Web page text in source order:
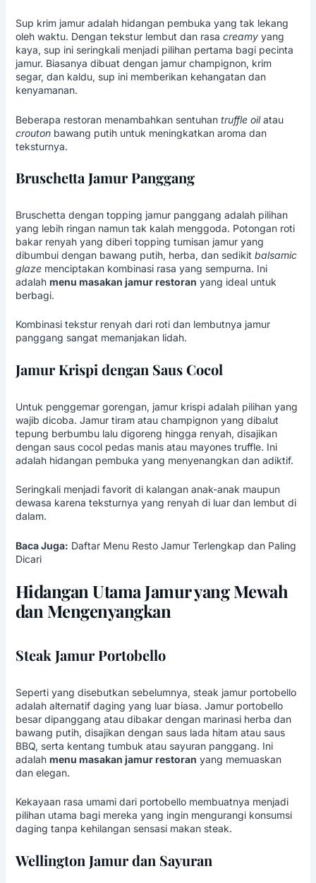
Sup krim jamur adalah hidangan pembuka yang tak lekang
oleh waktu. Dengan tekstur lembut dan rasa creamyyang
kaya, sup ini seringkali menjadi pilihan pertama bagi pecinta
jamur. Biasanya dibuat dengan jamur champignon, krim
segar, dan kaldu, sup ini memberikan kehangatan dan
kenyamanan.
Beberapa restoran menambahkan sentuhan truffle oilatau
croutonbawang putih untuk meningkatkan aroma dan
teksturnya.
Bruschetta Jamur Panggang
Bruschetta dengan topping jamur panggang adalah pilihan
yang lebih ringan namun tak kalah menggoda. Potongan roti
bakar renyah yang diberi topping tumisan jamur yang
dibumbui dengan bawang putih, herba, dan sedikit balsamic
glazemenciptakan kombinasi rasa yang sempurna. Ini
adalah menu masakan jamur restoran yang ideal untuk
berbagi.
Kombinasi tekstur renyah dari roti dan lembutnya jamur
panggang sangat memanjakan lidah.
Jamur Krispi dengan Saus Cocol
Untuk penggemar gorengan, jamur krispi adalah pilihan yang
wajib dicoba. Jamur tiram atau champignon yang dibalut
tepung berbumbu lalu digoreng hingga renyah, disajikan
dengan saus cocol pedas manis atau mayones truffle. Ini
adalah hidangan pembuka yang menyenangkan dan adiktif.
Seringkali menjadi favorit di kalangan anak-anak maupun
dewasa karena teksturnya yang renyah di luar dan lembut di
dalam.
Baca Juga: Daftar Menu Resto Jamur Terlengkap dan Paling
Dicari
Hidangan Utama Jamur yang Mewah
dan Mengenyangkan
Steak Jamur Portobello
Seperti yang disebutkan sebelumnya, steak jamur portobello
adalah alternatif daging yang luar biasa. Jamur portobello
besar dipanggang atau dibakar dengan marinasi herba dan
bawang putih, disajikan dengan saus lada hitam atau saus
BBQ, serta kentang tumbuk atau sayuran panggang. Ini
adalah menu masakan jamur restoran yang memuaskan
dan elegan.
Kekayaan rasa umami dari portobello membuatnya menjadi
pilihan utama bagi mereka yang ingin mengurangi konsumsi
daging tanpa kehilangan sensasi makan steak.
Wellington Jamur dan Sayuran